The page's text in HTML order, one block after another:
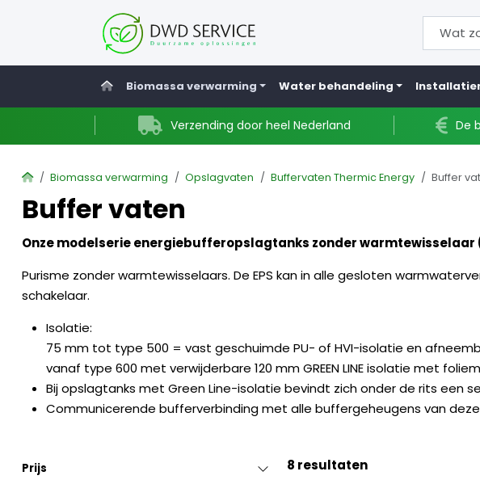
Home
Biomassa verwarming Water behandeling
Verzending door heel Nederland De
HomeBiomassa verwarming Opslagvaten Buffervaten Thermic Energy Buffer
Buffer vaten
Onze modelserie energiebufferopslagtanks zonder warmtewisselaar
Purisme zonder warmtewisselaars. De EPS kan in alle gesloten
schakelaar.
Isolatie:
75 mm tot type 500 = vast geschuimde PU- of HVI-isolatie en
vanaf type 600 met verwijderbare 120 mm GREEN LINE isolatie met
Bij opslagtanks met Green Line-isolatie bevindt zich onder de rits een
Communicerende bufferverbinding met alle buffergeheugens van
Prijs
8 resultaten